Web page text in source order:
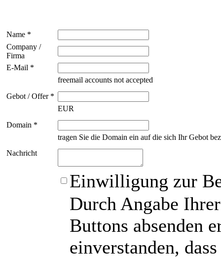
Name *
Company /
Firma
E-Mail *
freemail accounts not accepted
Gebot / Offer *
EUR
Domain *
tragen Sie die Domain ein auf die sich Ihr Gebot
Nachricht
Einwilligung zur
Durch Angabe
Buttons absenden
einverstanden,